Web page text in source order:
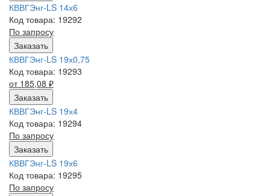
КВВГЭнг-LS 14х6
Код товара: 19292
По запросу
Заказать
КВВГЭнг-LS 19х0,75
Код товара: 19293
от 185,08 ₽
Заказать
КВВГЭнг-LS 19х4
Код товара: 19294
По запросу
Заказать
КВВГЭнг-LS 19х6
Код товара: 19295
По запросу